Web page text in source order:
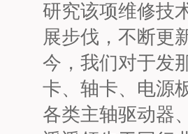
研究该项维修技
展步伐，不断更
今，我们对于发
卡、轴卡、电源
各类主轴驱动器